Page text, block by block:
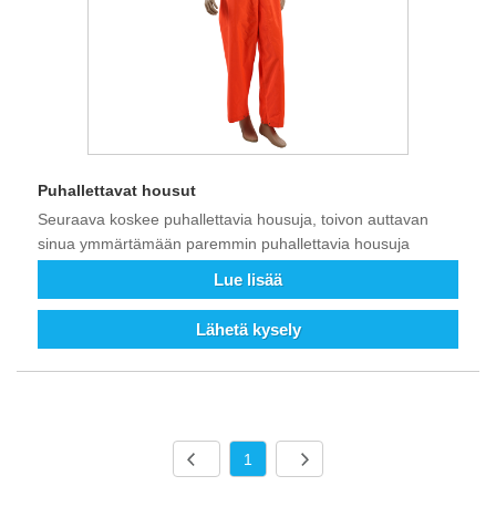
Puhallettavat housut
Seuraava koskee puhallettavia housuja, toivon auttavan
sinua ymmärtämään paremmin puhallettavia housuja
Lue lisää
Lähetä kysely
1